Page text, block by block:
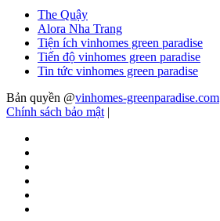
The Quậy
Alora Nha Trang
Tiện ích vinhomes green paradise
Tiến độ vinhomes green paradise
Tin tức vinhomes green paradise
Bản quyền @vinhomes-greenparadise.com
Chính sách bảo mật |